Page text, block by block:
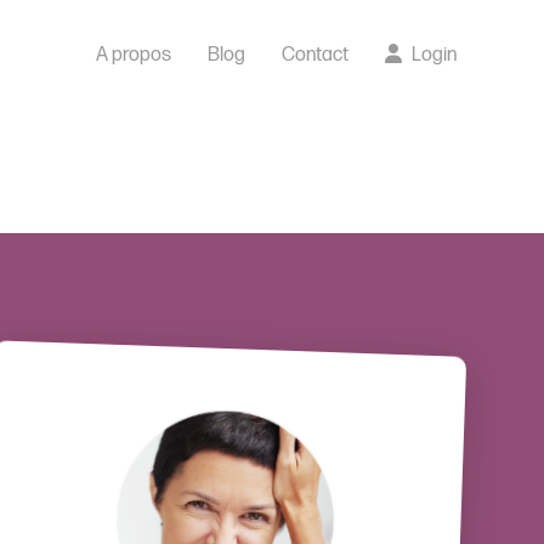
A propos Blog Contact Login
Depuis le premier Workshop Cap sur
la Confiance, ma vie a changé !
J'étais prête à me réorienter
professionnellement, mais je n'ai plus